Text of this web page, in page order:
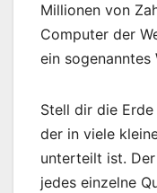
Millionen von
Computer der
ein sogenanntes
Stell dir die
der in viele
unterteilt ist.
jedes einzelne